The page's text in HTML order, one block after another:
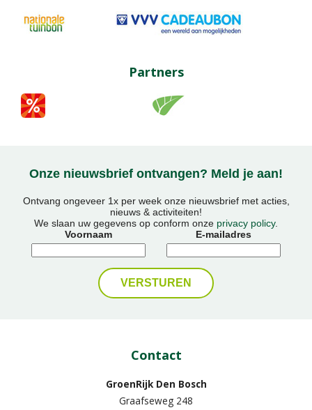
Partners
Onze nieuwsbrief ontvangen? Meld je aan!
Ontvang ongeveer 1x per week onze nieuwsbrief met acties,
nieuws & activiteiten!
We slaan uw gegevens op conform onze privacy policy.
Voornaam
E-mailadres
Contact
GroenRijk Den Bosch
Graafseweg 248